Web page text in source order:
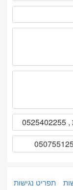
תפריט נגישות